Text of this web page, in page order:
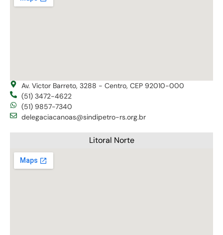
Av. Victor Barreto, 3288 - Centro, CEP 92010-000
(51) 3472-4622
(51) 9857-7340
delegaciacanoas@sindipetro-rs.org.br
Litoral Norte